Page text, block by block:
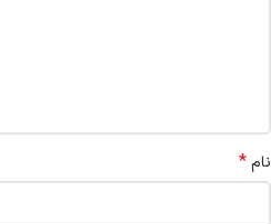
نام*